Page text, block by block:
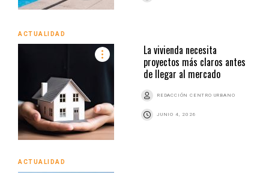
ACTUALIDAD
La vivienda necesita
proyectos más claros antes
de llegar al mercado
REDACCIÓN CENTRO URBANO
JUNIO 4, 2026
ACTUALIDAD